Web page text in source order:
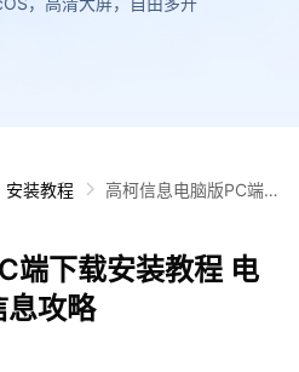
安装教程
高柯信息电脑版PC端
端下载安装教程 电
息攻略